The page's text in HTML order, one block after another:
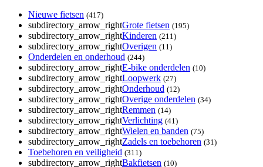
Nieuwe fietsen (417)
subdirectory_arrow_rightGrote fietsen (195)
subdirectory_arrow_rightKinderen (211)
subdirectory_arrow_rightOverigen (11)
Onderdelen en onderhoud (244)
subdirectory_arrow_rightE-bike onderdelen (10)
subdirectory_arrow_rightLoopwerk (27)
subdirectory_arrow_rightOnderhoud (12)
subdirectory_arrow_rightOverige onderdelen (34)
subdirectory_arrow_rightRemmen (14)
subdirectory_arrow_rightVerlichting (41)
subdirectory_arrow_rightWielen en banden (75)
subdirectory_arrow_rightZadels en toebehoren (31)
Toebehoren en veiligheid (311)
subdirectory_arrow_rightBakfietsen (10)